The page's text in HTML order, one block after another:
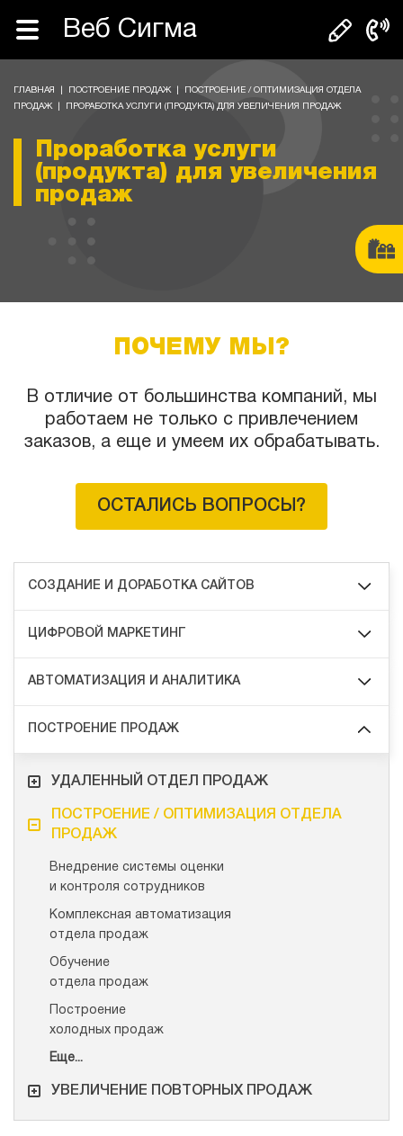
Веб Сигма
ГЛАВНАЯ ПОСТРОЕНИЕ ПРОДАЖ
ПОСТРОЕНИЕ / ОПТИМИЗАЦИЯ ОТДЕЛА
ПРОДАЖ
ПРОРАБОТКА УСЛУГИ (ПРОДУКТА) ДЛЯ УВЕЛИЧЕНИЯ ПРОДАЖ
Проработка услуги
(продукта) для увеличения
продаж
ПОЧЕМУ МЫ?
В отличие от большинства компаний, мы
работаем не только с привлечением
заказов, а еще и умеем их обрабатывать.
ОСТАЛИСЬ ВОПРОСЫ?
СОЗДАНИЕ И ДОРАБОТКА САЙТОВ
ЦИФРОВОЙ МАРКЕТИНГ
АВТОМАТИЗАЦИЯ И АНАЛИТИКА
ПОСТРОЕНИЕ ПРОДАЖ
УДАЛЕННЫЙ ОТДЕЛ ПРОДАЖ
ПОСТРОЕНИЕ / ОПТИМИЗАЦИЯ ОТДЕЛА
ПРОДАЖ
Внедрение системы оценки
и контроля сотрудников
Комплексная автоматизация
отдела продаж
Обучение
отдела продаж
Построение
холодных продаж
Еще...
УВЕЛИЧЕНИЕ ПОВТОРНЫХ ПРОДАЖ